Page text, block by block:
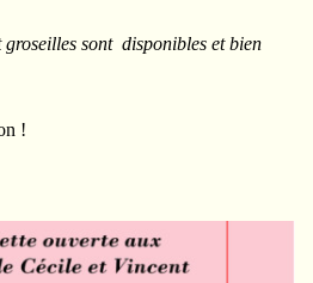
sont disponibles et bien
!